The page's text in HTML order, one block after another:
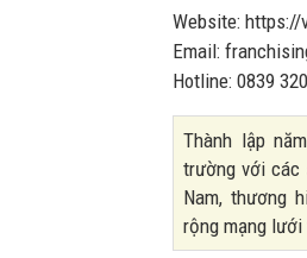
Website: https://
Email:
Hotline: 0839
Thành lập
trường với các
Nam, thương
rộng mạng